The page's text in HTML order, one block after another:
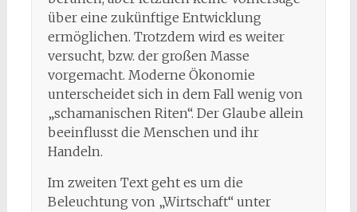
über eine zukünftige Entwicklung
ermöglichen. Trotzdem wird es weiter
versucht, bzw. der großen Masse
vorgemacht. Moderne Ökonomie
unterscheidet sich in dem Fall wenig von
„schamanischen Riten“. Der Glaube allein
beeinflusst die Menschen und ihr
Handeln.
Im zweiten Text geht es um die
Beleuchtung von „Wirtschaft“ unter